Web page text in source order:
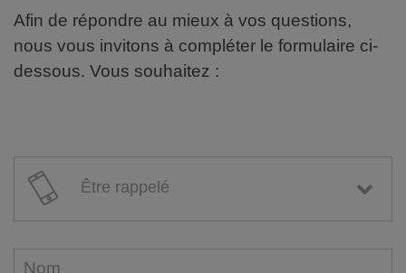
Afin de répondre au mieux à vos questions,
nous vous invitons à compléter le formulaire ci-
dessous. Vous souhaitez :
Être rappelé